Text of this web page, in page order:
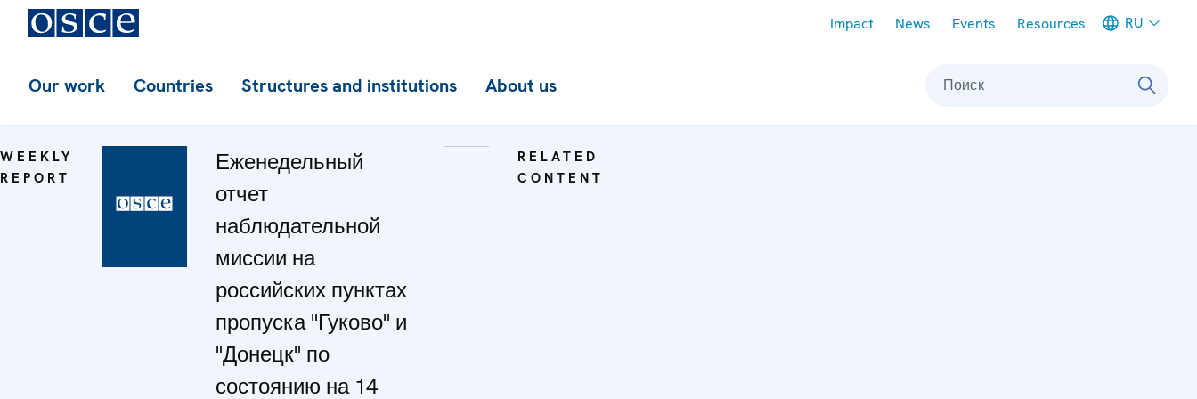
Impact News Events Resources RU
Our work Countries Structures and institutions About us Поиск
WEEKLY
REPORT
Еженедельный
отчет
наблюдательной
миссии на
российских пунктах
пропуска "Гуково" и
"Донецк" по
состоянию на 14
RELATED
CONTENT